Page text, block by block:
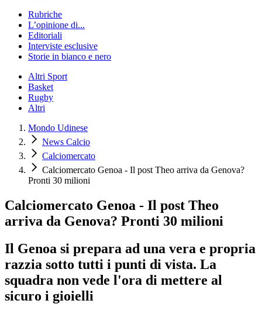
Rubriche
L’opinione di...
Editoriali
Interviste esclusive
Storie in bianco e nero
Altri Sport
Basket
Rugby
Altri
Mondo Udinese
News Calcio
Calciomercato
Calciomercato Genoa - Il post Theo arriva da Genova?
Pronti 30 milioni
Calciomercato Genoa - Il post Theo
arriva da Genova? Pronti 30 milioni
Il Genoa si prepara ad una vera e propria
razzia sotto tutti i punti di vista. La
squadra non vede l'ora di mettere al
sicuro i gioielli